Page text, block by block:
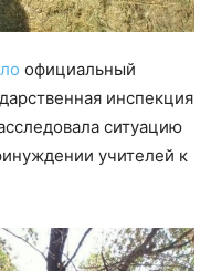
официальный
инспекция
ситуацию
учителей к